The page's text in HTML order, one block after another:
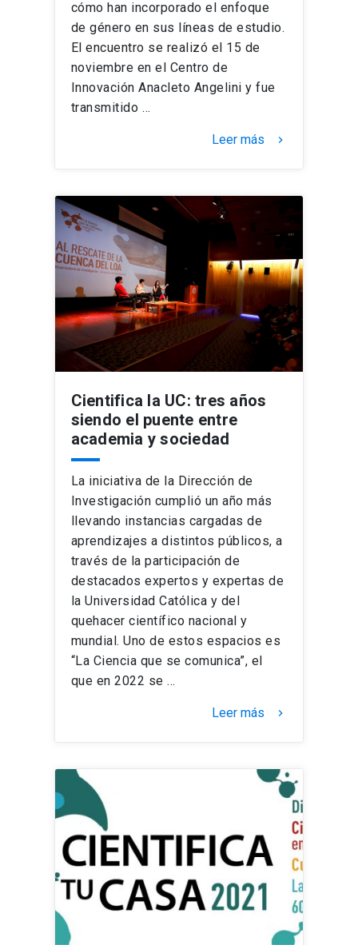
cómo han incorporado el enfoque
de género en sus líneas de estudio.
El encuentro se realizó el 15 de
noviembre en el Centro de
Innovación Anacleto Angelini y fue
transmitido …
Leer más keyboard_arrow_right
Cientifica la UC: tres años
siendo el puente entre
academia y sociedad
La iniciativa de la Dirección de
Investigación cumplió un año más
llevando instancias cargadas de
aprendizajes a distintos públicos, a
través de la participación de
destacados expertos y expertas de
la Universidad Católica y del
quehacer científico nacional y
mundial. Uno de estos espacios es
“La Ciencia que se comunica”, el
que en 2022 se …
Leer más keyboard_arrow_right